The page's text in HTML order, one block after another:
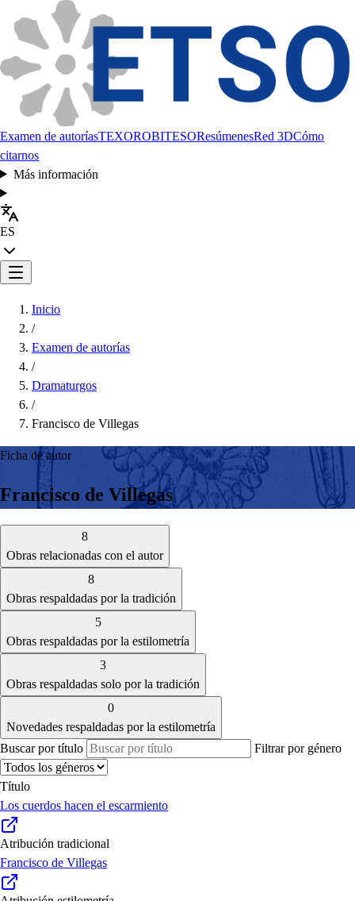
Examen de autoríasTEXOROBITESOResúmenesRed 3DCómo
citarnos
Más información
ES
Inicio
/
Examen de autorías
/
Dramaturgos
/
Francisco de Villegas
Ficha de autor
Francisco de Villegas
8
Obras relacionadas con el autor
8
Obras respaldadas por la tradición
5
Obras respaldadas por la estilometría
3
Obras respaldadas solo por la tradición
0
Novedades respaldadas por la estilometría
Buscar por título
Filtrar por género
Título
Los cuerdos hacen el escarmiento
Atribución tradicional
Francisco de Villegas